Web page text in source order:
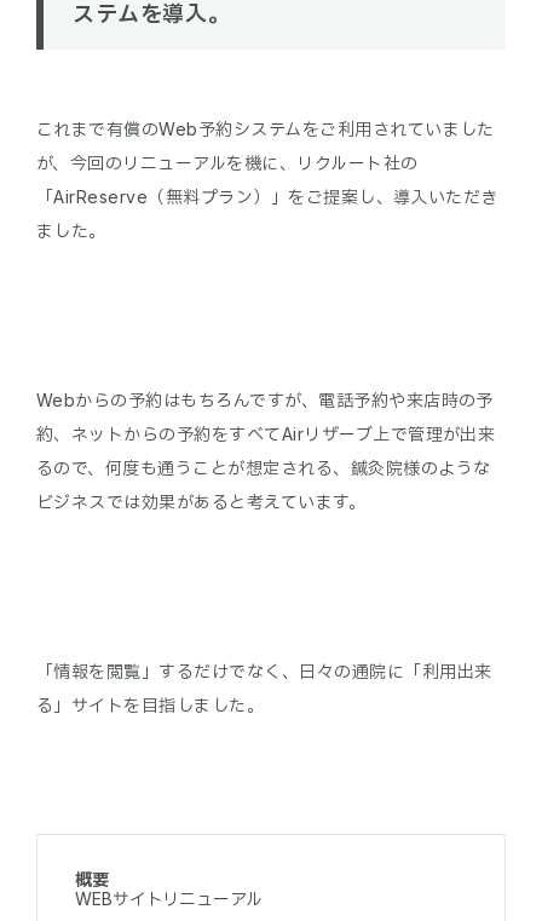
ステムを導入。
これまで有償のWeb予約システムをご利用されていました
が、今回のリニューアルを機に、リクルート社の
「AirReserve（無料プラン）」をご提案し、導入いただき
ました。
Webからの予約はもちろんですが、電話予約や来店時の予
約、ネットからの予約をすべてAirリザーブ上で管理が出来
るので、何度も通うことが想定される、鍼灸院様のような
ビジネスでは効果があると考えています。
「情報を閲覧」するだけでなく、日々の通院に「利用出来
る」サイトを目指しました。
概要
WEBサイトリニューアル